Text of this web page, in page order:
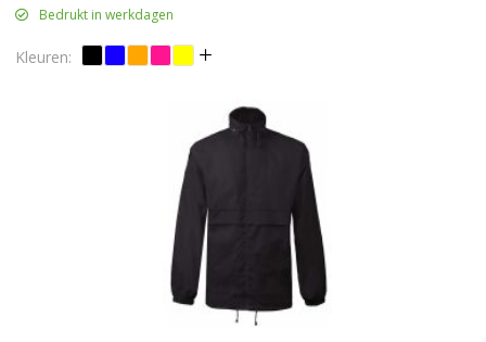
Bedrukt in werkdagen